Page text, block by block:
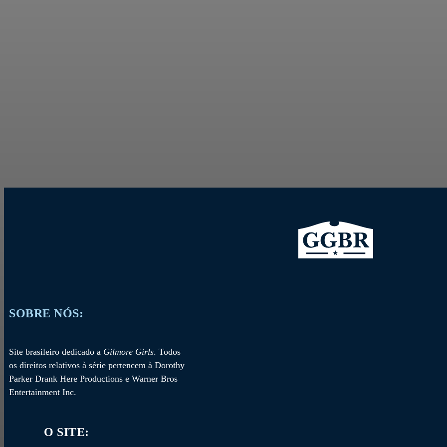
SOBRE NÓS:
Site brasileiro dedicado a Gilmore Girls. Todos
os direitos relativos à série pertencem à Dorothy
Parker Drank Here Productions e Warner Bros
Entertainment Inc.
O SITE: